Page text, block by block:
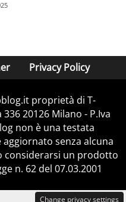
Privacy Policy
proprietà di T-
20126 Milano - P.Iva
non è una testata
senza alcuna
considerarsi un prodotto
n. 62 del 07.03.2001
Change privacy settings